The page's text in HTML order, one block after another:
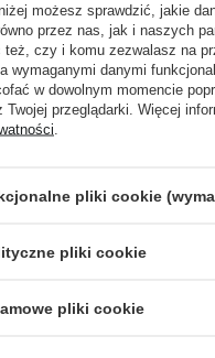
- PDRN
do
Beauty
On
możesz sprawdzić, jakie
przez nas, jak i naszych
też, czy i komu zezwalasz na
wymaganymi danymi
w dowolnym momencie
Twojej przeglądarki. Więcej
pliki cookie
pliki cookie
pliki cookie